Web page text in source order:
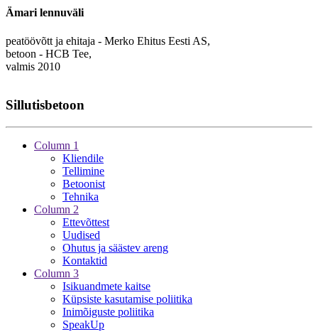
Ämari lennuväli
peatöövõtt ja ehitaja - Merko Ehitus Eesti AS,
betoon - HCB Tee,
valmis 2010
Sillutisbetoon
Column 1
Kliendile
Tellimine
Betoonist
Tehnika
Column 2
Ettevõttest
Uudised
Ohutus ja säästev areng
Kontaktid
Column 3
Isikuandmete kaitse
Küpsiste kasutamise poliitika
Inimõiguste poliitika
SpeakUp